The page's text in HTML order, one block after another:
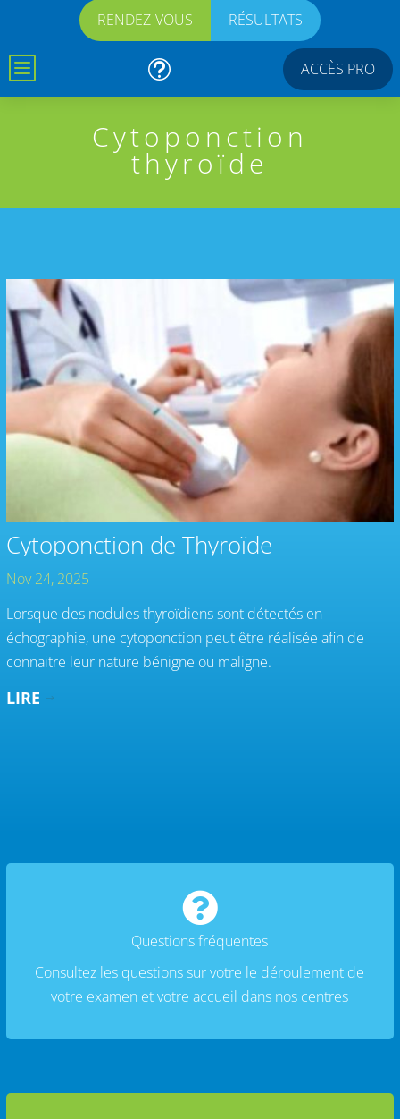
RENDEZ-VOUS RÉSULTATS
b t ACCÈS PRO
Cytoponction
thyroïde
Cytoponction de Thyroïde
Nov 24, 2025
Lorsque des nodules thyroïdiens sont détectés en
échographie, une cytoponction peut être réalisée afin de
connaitre leur nature bénigne ou maligne.
LIRE $

Questions fréquentes
Consultez les questions sur votre le déroulement de
votre examen et votre accueil dans nos centres